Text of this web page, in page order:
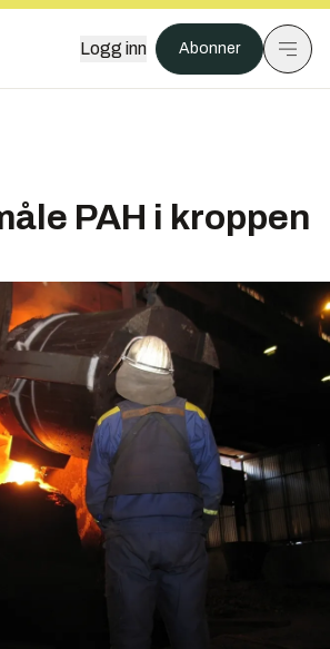
Logg inn Abonner
PAH i kroppen